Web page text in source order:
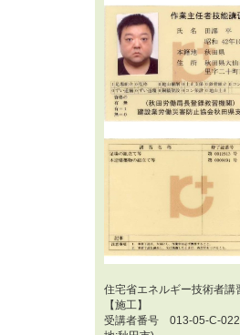
住宅省エネルギー技術者講
【施工】
受講者番号 013-05-C-